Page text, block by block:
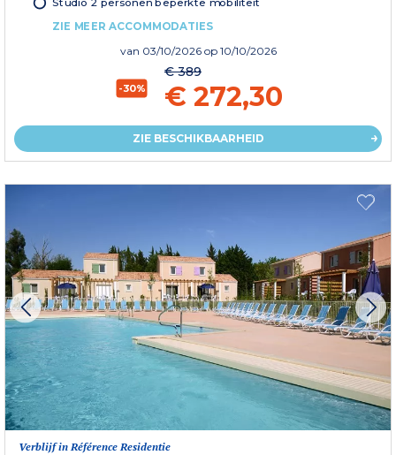
ZIE MEER ACCOMMODATIES
van 03/10/2026 op 10/10/2026
-30%
€ 389
€ 272,30
ZIE BESCHIKBAARHEID
Verblijf in Référence Residentie